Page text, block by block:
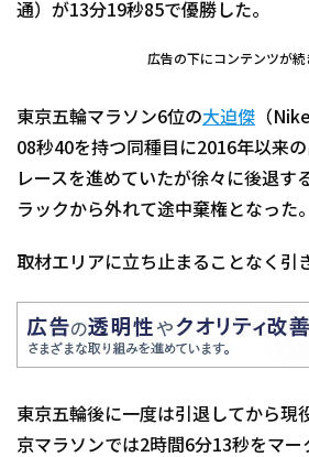
通）が13分19秒85で優勝した。
広告の下にコンテンツが続
東京五輪マラソン6位の大迫傑 （
08秒40を持つ同種目に2016年以来
レースを進めていたが徐々に後退す
ラックから外れて途中棄権となった。
取材エリアに立ち止まることなく引
東京五輪後に一度は引退してから現
京マラソンでは2時間6分13秒をマー